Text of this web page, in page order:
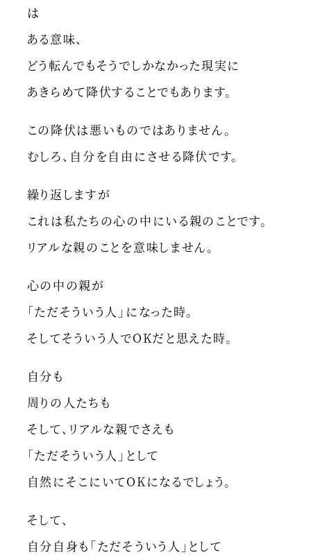
は
ある意味、
どう転んでもそうでしかなかった現実に
あきらめて降伏することでもあります。
この降伏は悪いものではありません。
むしろ、自分を自由にさせる降伏です。
繰り返しますが
これは私たちの心の中にいる親のことです。
リアルな親のことを意味しません。
心の中の親が
「ただそういう人」になった時。
そしてそういう人でOKだと思えた時。
自分も
周りの人たちも
そして、リアルな親でさえも
「ただそういう人」として
自然にそこにいてOKになるでしょう。
そして、
自分自身も「ただそういう人」として